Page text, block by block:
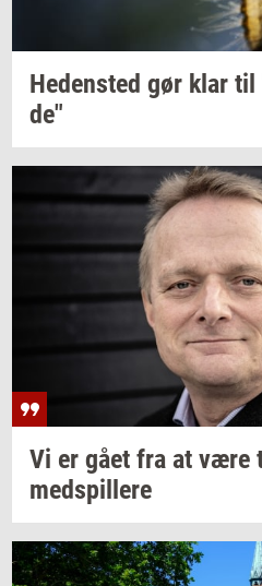
He­den­sted gør klar til
de"
Vi er gået fra at være
med­spil­le­re